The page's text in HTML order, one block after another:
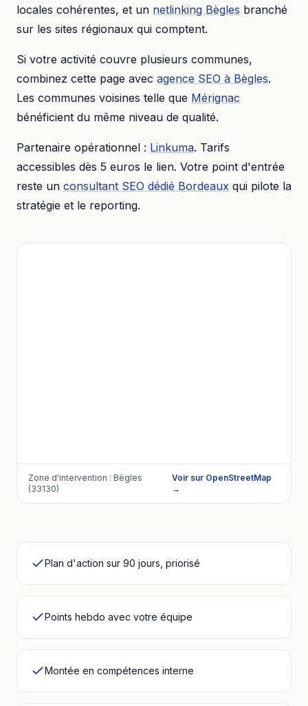
locales cohérentes, et un netlinking Bègles branché
sur les sites régionaux qui comptent.
Si votre activité couvre plusieurs communes,
combinez cette page avec agence SEO à Bègles.
Les communes voisines telle que Mérignac
bénéficient du même niveau de qualité.
Partenaire opérationnel : Linkuma. Tarifs
accessibles dès 5 euros le lien. Votre point d'entrée
reste un consultant SEO dédié Bordeaux qui pilote la
stratégie et le reporting.
Zone d'intervention : Bègles
(33130)
Voir sur OpenStreetMap
→
Plan d'action sur 90 jours, priorisé
Points hebdo avec votre équipe
Montée en compétences interne